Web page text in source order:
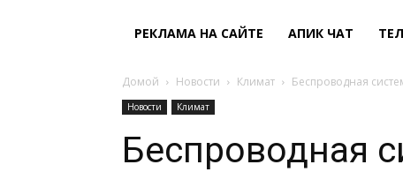
РЕКЛАМА НА САЙТЕ АПИК ЧАТ
Домой Новости Климат Беспроводная
Новости Климат
Беспроводная